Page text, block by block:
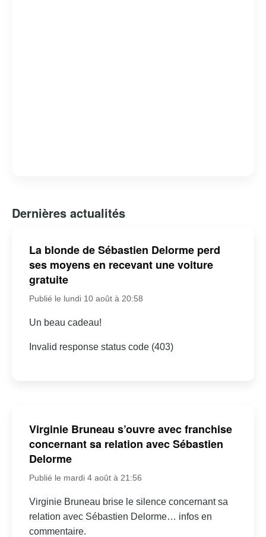
Dernières actualités
La blonde de Sébastien Delorme perd
ses moyens en recevant une voiture
gratuite
Publié le lundi 10 août à 20:58
Un beau cadeau!
Invalid response status code (403)
Virginie Bruneau s’ouvre avec franchise
concernant sa relation avec Sébastien
Delorme
Publié le mardi 4 août à 21:56
Virginie Bruneau brise le silence concernant sa
relation avec Sébastien Delorme… infos en
commentaire.